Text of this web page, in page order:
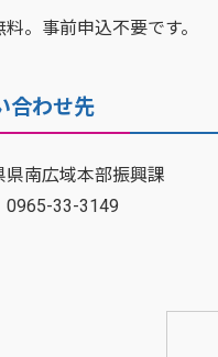
料。事前申込不要です。
合わせ先
県南広域本部振興課
0965-33-3149